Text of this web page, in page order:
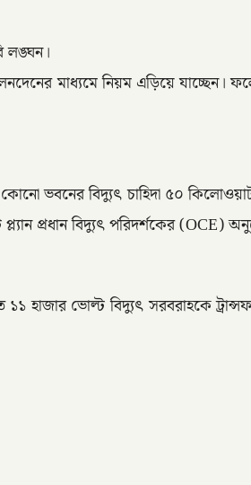
লঙ্ঘন।
মাধ্যমে নিয়ম এড়িয়ে
ভবনের বিদ্যুৎ চাহিদা ৫০
প্রধান বিদ্যুৎ পরিদর্শকের (OCE)
হাজার ভোল্ট বিদ্যুৎ সরবরাহকে